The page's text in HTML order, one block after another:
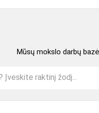
Mūsų mokslo darbų